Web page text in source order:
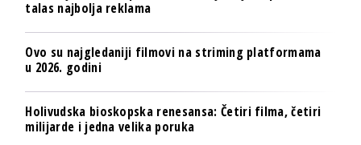
talas najbolja reklama
Ovo su najgledaniji filmovi na striming platformama
u 2026. godini
Holivudska bioskopska renesansa: Četiri filma, četiri
milijarde i jedna velika poruka